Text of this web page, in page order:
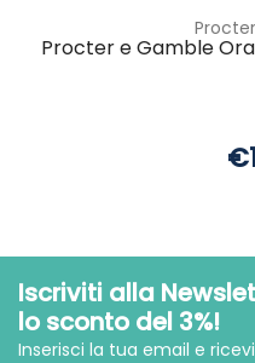
Procter e Gamble
Iscriviti alla
lo sconto del 3%!
Inserisci la tua email e